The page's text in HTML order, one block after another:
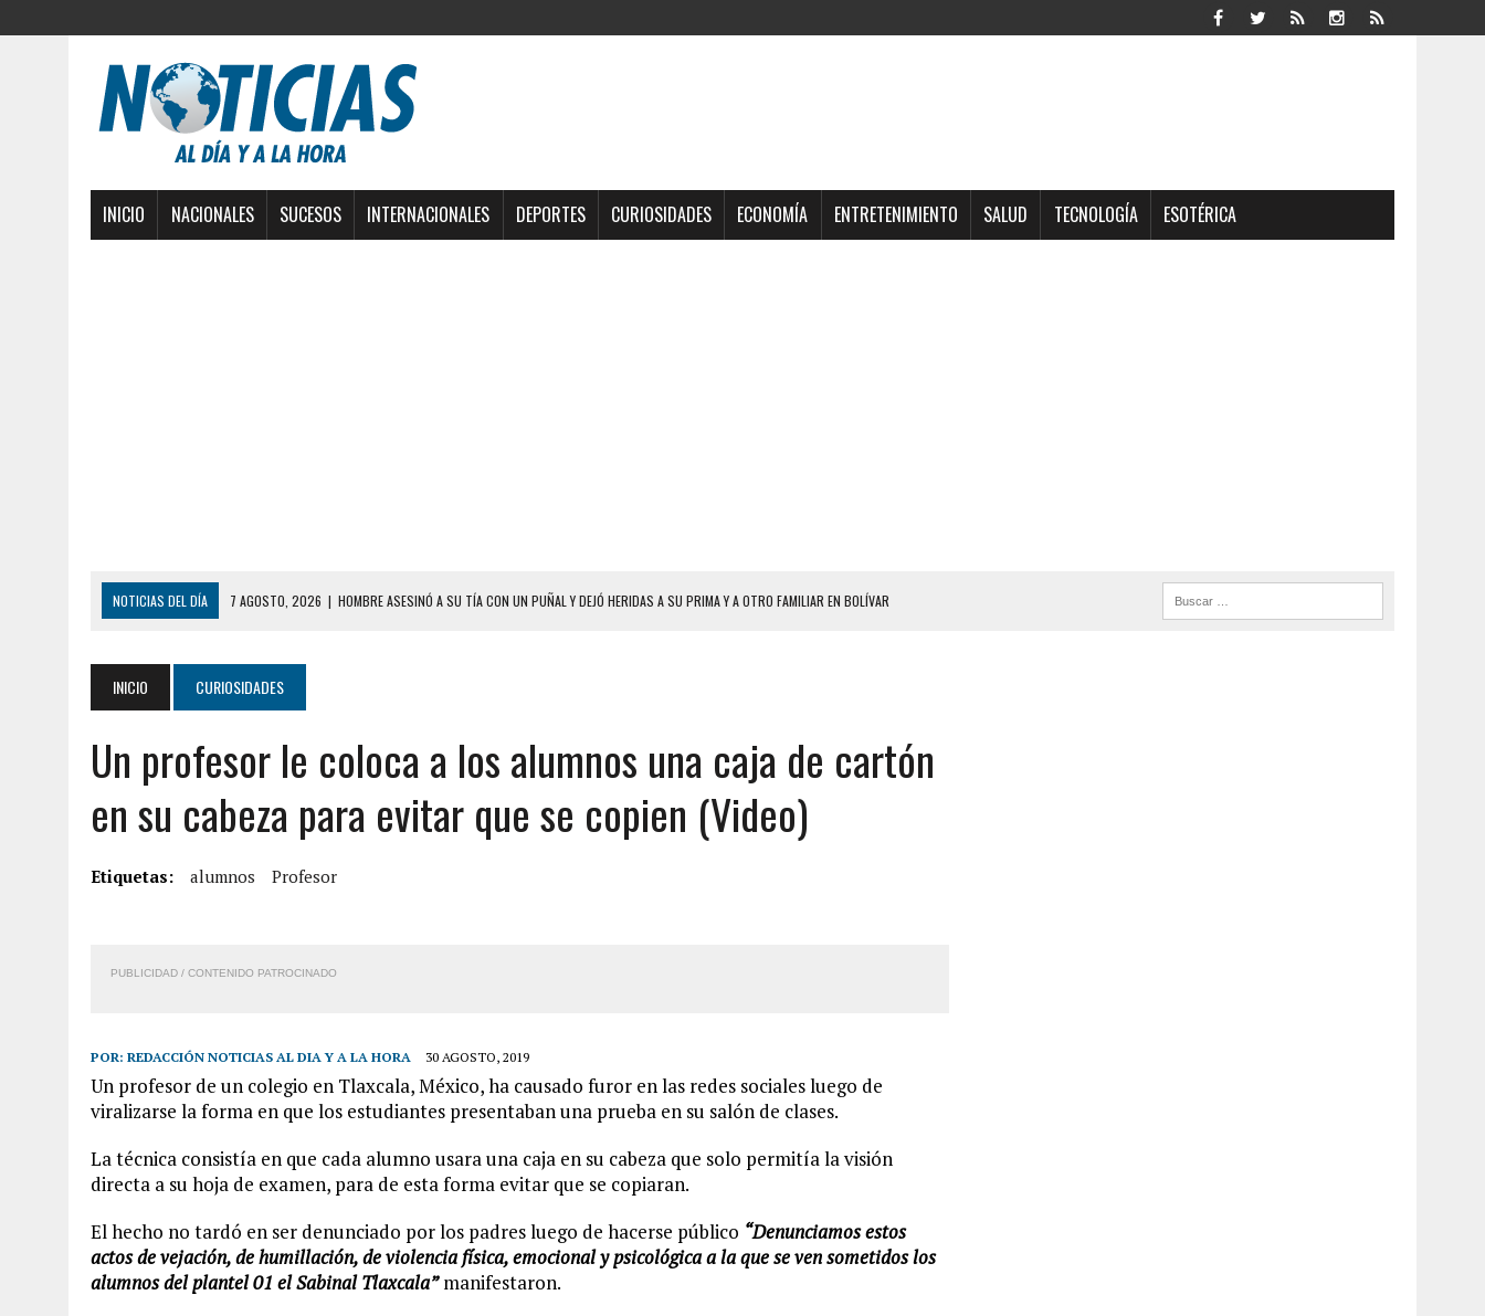
INICIO NACIONALES SUCESOS INTERNACIONALES DEPORTES CURIOSIDADES ECONOMÍA ENTRETENIMIENTO SALUD TECNOLOGÍA ESOTÉRICA
NOTICIAS DEL DÍA 7 AGOSTO, 2026 | YARACUY: ASESINARON DOS HOMBRES EL MISMO DÍA EN SECTORES VECINOS
6 AGOSTO, 2026 | BARINAS: ADOLESCENTE SE QUITÓ LA VIDA TRAS SER ACOSADA Y ABUSADA POR LA PAREJA DE SU ABUELA
6 AGOSTO, 2026
CONMOCIÓN EN COLORADO POR ASESINATO DE UNA ADOLESCENTE VENEZOLANA EN REUNIÓN CON AMIGOS
5 AGOSTO, 2026 | PRESUNTO BROTE PSICÓTICO POR FALTA DE TRATAMIENTO DESENCADENÓ TRAGEDIA FAMILIAR
5 AGOSTO, 2026 |
HORROR EN BARINAS: UN HOMBRE INDUJO AL SUICIDIO A UNA ADOLESCENTE DE 13 AÑOS TRAS ABUSAR DE ELLA
7 AGOSTO, 2026
INICIO CURIOSIDADES
Un profesor le coloca a los alumnos una caja de cartón
en su cabeza para evitar que se copien (Video)
Etiquetas: alumnos Profesor
PUBLICIDAD / CONTENIDO PATROCINADO
POR: REDACCIÓN NOTICIAS AL DIA Y A LA HORA 30 AGOSTO, 2019
Un profesor de un colegio en Tlaxcala, México, ha causado furor en las redes sociales luego de
viralizarse la forma en que los estudiantes presentaban una prueba en su salón de clases.
La técnica consistía en que cada alumno usara una caja en su cabeza que solo permitía la visión
directa a su hoja de examen, para de esta forma evitar que se copiaran.
El hecho no tardó en ser denunciado por los padres luego de hacerse público “Denunciamos estos
actos de vejación, de humillación, de violencia física, emocional y psicológica a la que se ven sometidos los
alumnos del plantel 01 el Sabinal Tlaxcala”manifestaron.